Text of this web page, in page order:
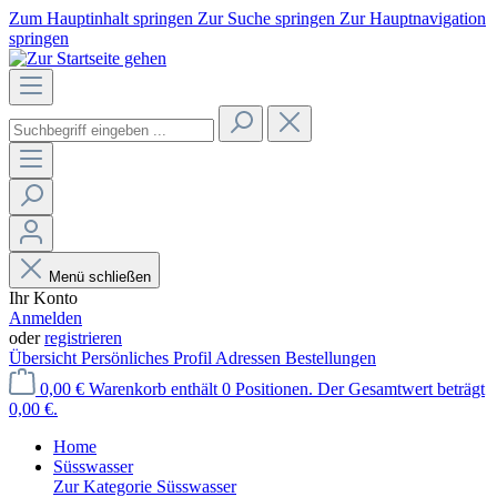
Zum Hauptinhalt springen Zur Suche springen Zur Hauptnavigation
springen
Menü schließen
Ihr Konto
Anmelden
oderregistrieren
Übersicht Persönliches Profil Adressen Bestellungen
0,00 € Warenkorb enthält 0 Positionen. Der Gesamtwert beträgt
0,00 €.
Home
Süsswasser
Zur Kategorie Süsswasser